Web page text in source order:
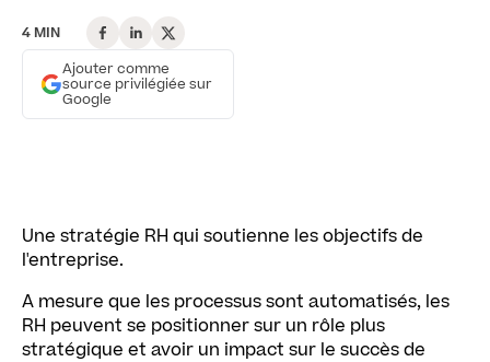
4 MIN
Ajouter comme
source privilégiée sur
Google
Une stratégie RH qui soutienne les objectifs de
l'entreprise.
A mesure que les processus sont automatisés, les
RH peuvent se positionner sur un rôle plus
stratégique et avoir un impact sur le succès de